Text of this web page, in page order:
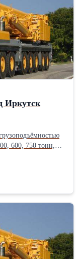
Иркутск
600, 750 тонн,